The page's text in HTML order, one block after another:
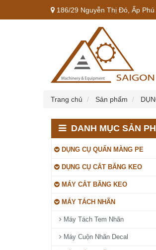
186/29 Nguyễn Thị Đó, Ấp
Trang chủ Sản phẩm
DANH MỤC SẢN
DỤNG CỤ QUẤN MÀNG PE
DỤNG CỤ CẮT BĂNG KEO
MÁY CẮT BĂNG KEO
MÁY TÁCH NHÃN
Máy Tách Tem Nhãn
Máy Cuộn Nhãn Decal